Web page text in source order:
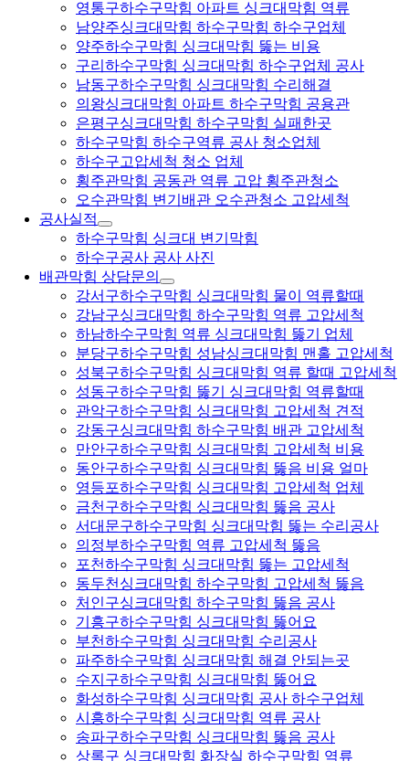
영통구하수구막힘 아파트 싱크대막힘 역류
남양주싱크대막힘 하수구막힘 하수구업체
양주하수구막힘 싱크대막힘 뚫는 비용
구리하수구막힘 싱크대막힘 하수구업체 공사
남동구하수구막힘 싱크대막힘 수리해결
의왕싱크대막힘 아파트 하수구막힘 공용관
은평구싱크대막힘 하수구막힘 실패한곳
하수구막힘 하수구역류 공사 청소업체
하수구고압세척 청소 업체
횡주관막힘 공동관 역류 고압 횡주관청소
오수관막힘 변기배관 오수관청소 고압세척
공사실적
하수구막힘 싱크대 변기막힘
하수구공사 공사 사진
배관막힘 상담문의
강서구하수구막힘 싱크대막힘 물이 역류할때
강남구싱크대막힘 하수구막힘 역류 고압세척
하남하수구막힘 역류 싱크대막힘 뚫기 업체
분당구하수구막힘 성남싱크대막힘 맨홀 고압세척
성북구하수구막힘 싱크대막힘 역류 할때 고압세척
성동구하수구막힘 뚫기 싱크대막힘 역류할때
관악구하수구막힘 싱크대막힘 고압세척 견적
강동구싱크대막힘 하수구막힘 배관 고압세척
만안구하수구막힘 싱크대막힘 고압세척 비용
동안구하수구막힘 싱크대막힘 뚫음 비용 얼마
영등포하수구막힘 싱크대막힘 고압세척 업체
금천구하수구막힘 싱크대막힘 뚫음 공사
서대문구하수구막힘 싱크대막힘 뚫는 수리공사
의정부하수구막힘 역류 고압세척 뚫음
포천하수구막힘 싱크대막힘 뚫는 고압세척
동두천싱크대막힘 하수구막힘 고압세척 뚫음
처인구싱크대막힘 하수구막힘 뚫음 공사
기흥구하수구막힘 싱크대막힘 뚫어요
부천하수구막힘 싱크대막힘 수리공사
파주하수구막힘 싱크대막힘 해결 안되는곳
수지구하수구막힘 싱크대막힘 뚫어요
화성하수구막힘 싱크대막힘 공사 하수구업체
시흥하수구막힘 싱크대막힘 역류 공사
송파구하수구막힘 싱크대막힘 뚫음 공사
상록구 싱크대막힘 화장실 하수구막힘 역류